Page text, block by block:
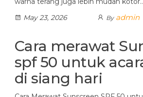
May 23, 2026
By admin
Cara merawat
spf 50 untuk
di siang hari